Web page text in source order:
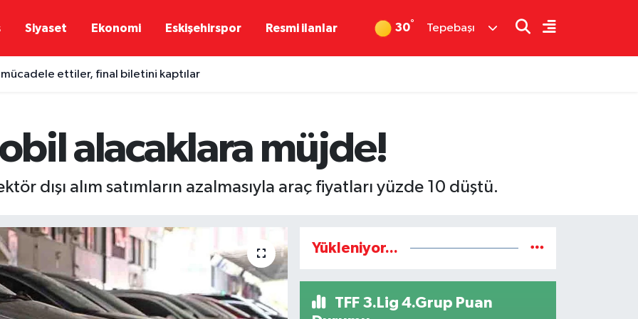
Siyaset Ekonomi Eskişehirspor Resmi ilanlar 30° Tepebaşı
ettiler, final biletini kaptılar
alacaklara müjde!
dışı alım satımların azalmasıyla araç fiyatları yüzde 10 düştü.
Yükleniyor...
TFF 3.Lig 4.Grup Puan